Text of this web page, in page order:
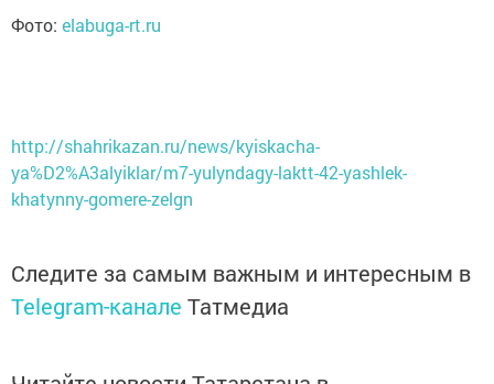
Фото: elabuga-rt.ru
http://shahrikazan.ru/news/kyiskacha-
ya%D2%A3alyiklar/m7-yulyndagy-laktt-42-yashlek-
khatynny-gomere-zelgn
Следите за самым важным и интересным в
Telegram-канале Татмедиа